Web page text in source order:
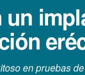
un
en pruebas